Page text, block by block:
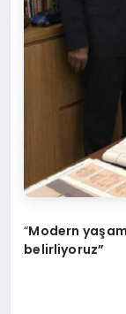
“Modern
belirliyoruz”